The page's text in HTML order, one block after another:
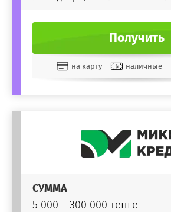
Получить
на карту наличные
СУММА
5 000 – 300 000 тенге